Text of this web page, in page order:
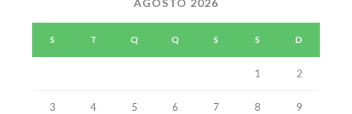
AGOSTO 2026
S T Q Q S S D
1 2
3 4 5 6 7 8 9